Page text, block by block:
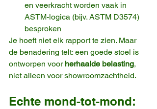
en veerkracht worden vaak in
ASTM-logica (bijv. ASTM D3574)
besproken
Je hoeft niet elk rapport te zien. Maar
de benadering telt: een goede stoel is
ontworpen voor herhaalde belasting,
niet alleen voor showroomzachtheid.
Echte mond-tot-mond: